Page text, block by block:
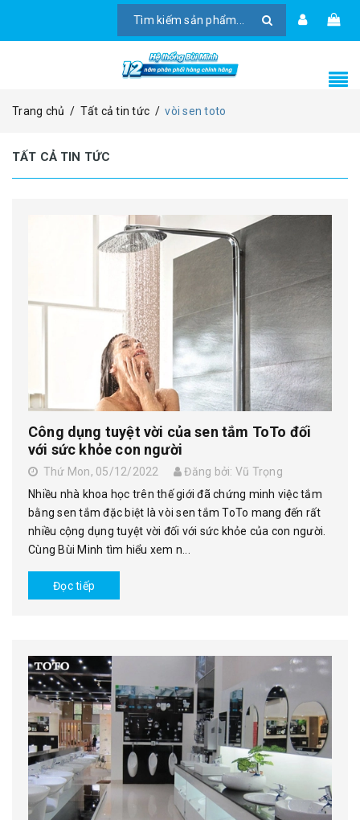
Trang chủ / Tất cả tin tức / vòi sen toto
TẤT CẢ TIN TỨC
Công dụng tuyệt vời của sen tắm ToTo đối
với sức khỏe con người
Thứ Mon, 05/12/2022
Đăng bởi: Vũ Trọng
Nhiều nhà khoa học trên thế giới đã chứng minh việc tắm
bằng sen tắm đặc biệt là vòi sen tắm ToTo mang đến rất
nhiều cộng dụng tuyệt vời đối với sức khỏe của con người.
Cùng Bùi Minh tìm hiểu xem n...
Đọc tiếp